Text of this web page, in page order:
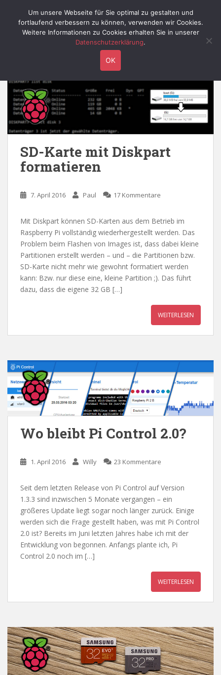
Willy's Technik-Blog
raspberry
SD-Karte mit Diskpart
formatieren
7. April 2016 Paul 17 Kommentare
Mit Diskpart können SD-Karten aus dem Betrieb im
Raspberry Pi vollständig wiederhergestellt werden. Das
Problem beim Flashen von Images ist, dass dabei kleine
Partitionen erstellt werden – und – die Partitionen bzw.
SD-Karte nicht mehr wie gewohnt formatiert werden
kann: Bzw. nur diese eine, kleine Partition ;). Das führt
dazu, dass die eigene 32 GB […]
WEITERLESEN
Wo bleibt Pi Control 2.0?
1. April 2016 Willy 23 Kommentare
Seit dem letzten Release von Pi Control auf Version
1.3.3 sind inzwischen 5 Monate vergangen – ein
größeres Update liegt sogar noch länger zurück. Einige
werden sich die Frage gestellt haben, was mit Pi Control
2.0 ist? Bereits im Juni letzten Jahres habe ich mit der
Entwicklung von begonnen. Anfangs plante ich, Pi
Control 2.0 noch im […]
WEITERLESEN
Um unsere Webseite für Sie optimal zu gestalten und
fortlaufend verbessern zu können, verwenden wir Cookies.
Weitere Informationen zu Cookies erhalten Sie in unserer
Datenschutzerklärung.
OK